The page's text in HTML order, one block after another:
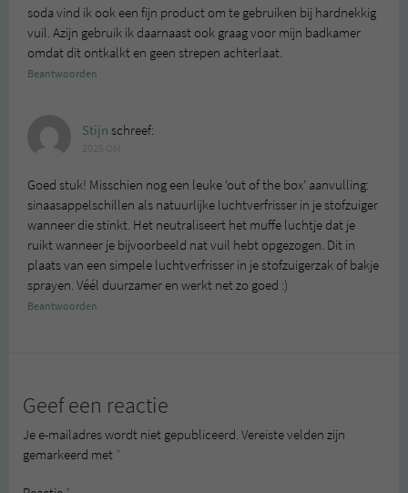
soda vind ik ook een fijn product om te gebruiken bij hardnekkig
vuil. Azijn gebruik ik daarnaast ook graag voor mijn badkamer
omdat dit ontkalkt en geen strepen achterlaat.
Beantwoorden
Stijn schreef:
Goed stuk! Misschien nog een leuke ‘out of the box’ aanvulling:
sinaasappelschillen als natuurlijke luchtverfrisser in je stofzuiger
wanneer die stinkt. Het neutraliseert het muffe luchtje dat je
ruikt wanneer je bijvoorbeeld nat vuil hebt opgezogen. Dit in
plaats van een simpele luchtverfrisser in je stofzuigerzak of bakje
sprayen. Véél duurzamer en werkt net zo goed :)
Beantwoorden
Geef een reactie
Je e-mailadres wordt niet gepubliceerd. Vereiste velden zijn
gemarkeerd met *